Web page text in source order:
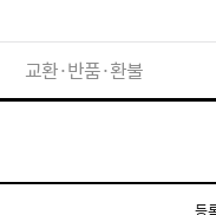
교환·반품·환불
등